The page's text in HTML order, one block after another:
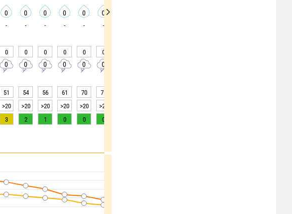
0 0 0 0 0 0
- - - - - -
0 0 0 0 0 0
0 0 0 0 0 0
51 54 56 61 70 71
>20 >20 >20 >20 >20 >20
3 2 1 0 0 0